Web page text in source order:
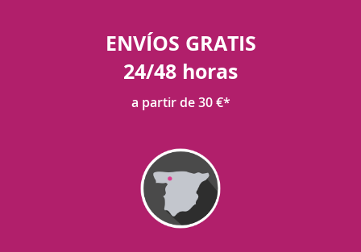
ENVÍOS GRATIS
24/48 horas
a partir de 30 €*